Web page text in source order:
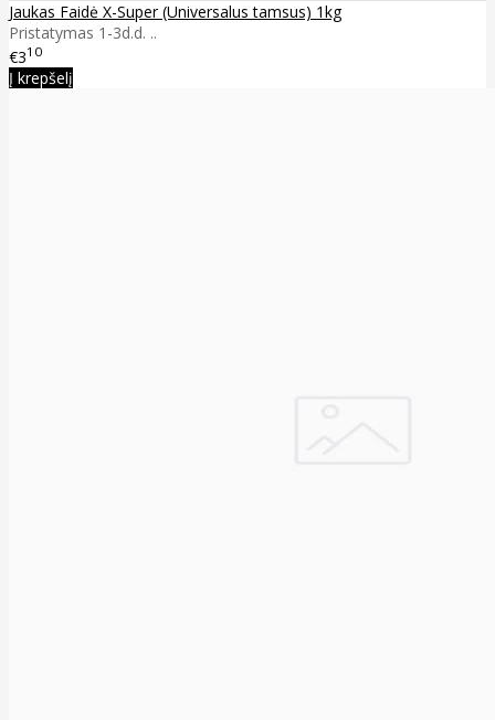
Jaukas Faidė X-Super (Universalus tamsus) 1kg
Pristatymas 1-3d.d. ..
€310
Į krepšelį